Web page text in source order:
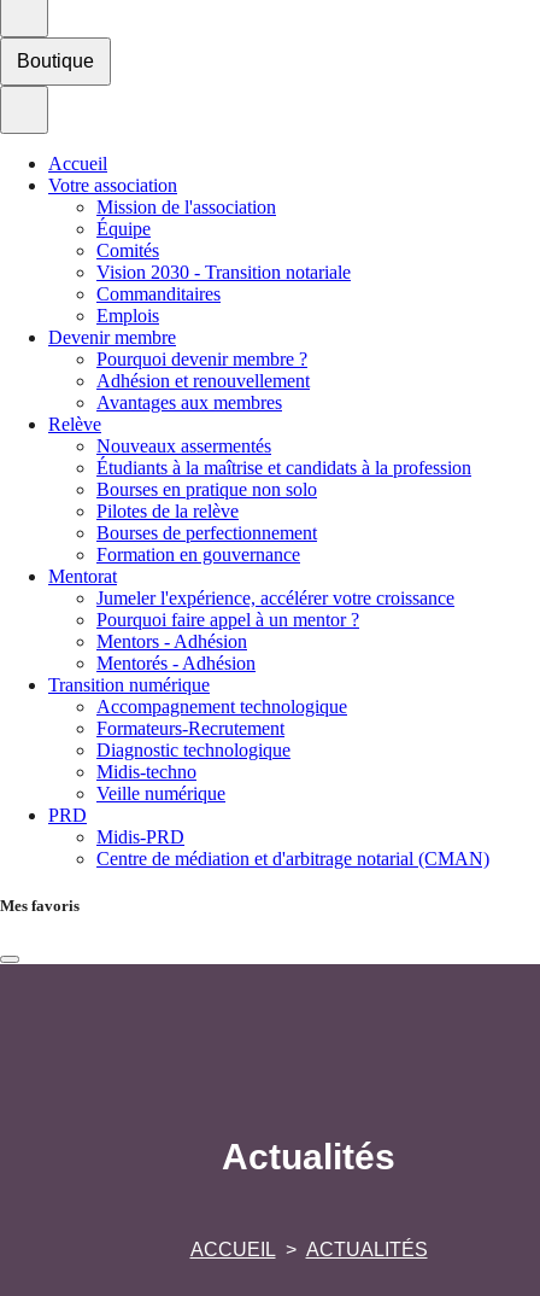
Boutique
Accueil
Votre association
Mission de l'association
Équipe
Comités
Vision 2030 - Transition notariale
Commanditaires
Emplois
Devenir membre
Pourquoi devenir membre ?
Adhésion et renouvellement
Avantages aux membres
Relève
Nouveaux assermentés
Étudiants à la maîtrise et candidats à la profession
Bourses en pratique non solo
Pilotes de la relève
Bourses de perfectionnement
Formation en gouvernance
Mentorat
Jumeler l'expérience, accélérer votre croissance
Pourquoi faire appel à un mentor ?
Mentors - Adhésion
Mentorés - Adhésion
Transition numérique
Accompagnement technologique
Formateurs-Recrutement
Diagnostic technologique
Midis-techno
Veille numérique
PRD
Midis-PRD
Centre de médiation et d'arbitrage notarial (CMAN)
Mes favoris
Actualités
ACCUEIL ACTUALITÉS